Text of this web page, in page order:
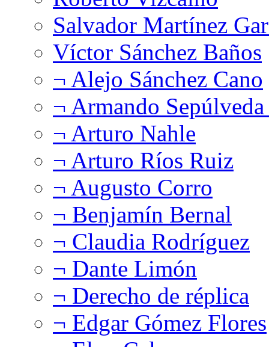
Salvador Martínez
Víctor Sánchez Baños
¬ Alejo Sánchez Cano
¬ Armando
¬ Arturo Nahle
¬ Arturo Ríos Ruiz
¬ Augusto Corro
¬ Benjamín Bernal
¬ Claudia Rodríguez
¬ Dante Limón
¬ Derecho de réplica
¬ Edgar Gómez Flores